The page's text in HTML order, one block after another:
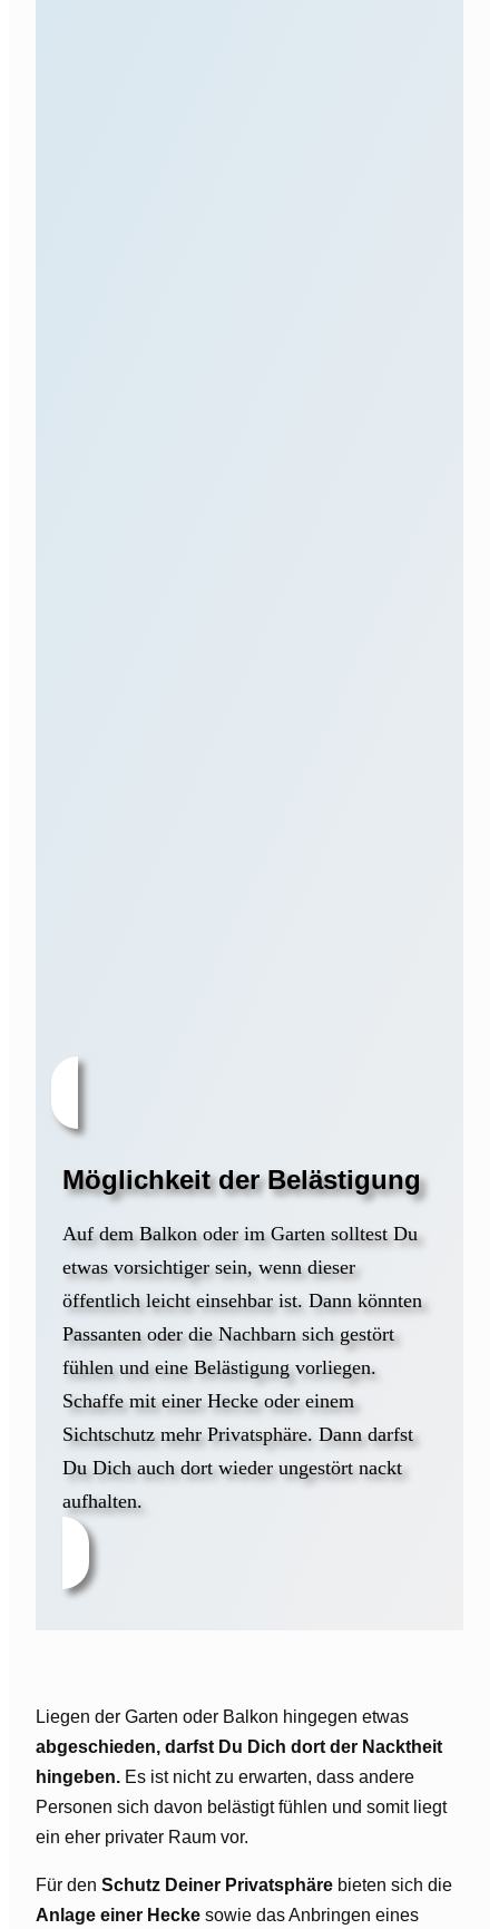
Möglichkeit der Belästigung
Auf dem Balkon oder im Garten solltest Du
etwas vorsichtiger sein, wenn dieser
öffentlich leicht einsehbar ist. Dann könnten
Passanten oder die Nachbarn sich gestört
fühlen und eine Belästigung vorliegen.
Schaffe mit einer Hecke oder einem
Sichtschutz mehr Privatsphäre. Dann darfst
Du Dich auch dort wieder ungestört nackt
aufhalten.
Liegen der Garten oder Balkon hingegen etwas
abgeschieden, darfst Du Dich dort der Nacktheit
hingeben. Es ist nicht zu erwarten, dass andere
Personen sich davon belästigt fühlen und somit liegt
ein eher privater Raum vor.
Für den Schutz Deiner Privatsphäre bieten sich die
Anlage einer Hecke sowie das Anbringen eines